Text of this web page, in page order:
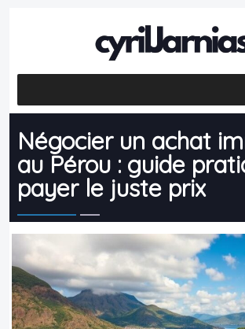
Négocier un achat
au Pérou : guide
payer le juste prix